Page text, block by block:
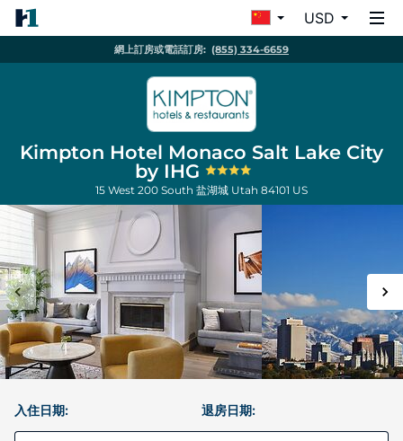
USD
網上訂房或電話訂房: (855) 334-6659
Kimpton Hotel Monaco Salt Lake City
by IHG
15 West 200 South 盐湖城 Utah 84101 US
入住日期: 退房日期: